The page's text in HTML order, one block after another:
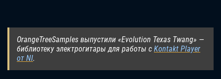
OrangeTreeSamples выпустили «Evolution Texas Twang» —
библиотеку электрогитары для работы с Kontakt Player
от NI.